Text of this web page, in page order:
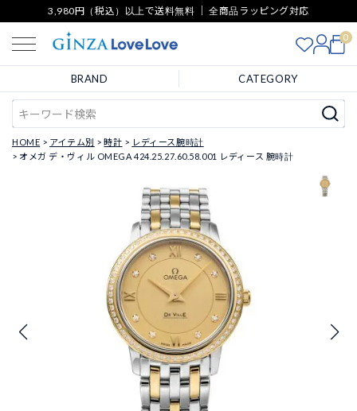
3,980円（税込）以上で送料無料 ｜ 全商品ラッピング対応
0
BRAND CATEGORY
HOME アイテム別 時計
レディース腕時計
オメガ デ・ヴィル OMEGA 424.25.27.60.58.001 レディース 腕時計